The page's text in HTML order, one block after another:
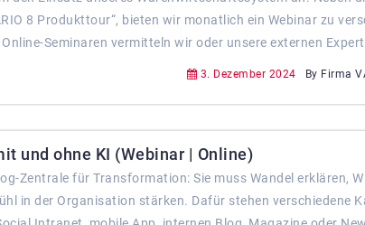
8 Produkttour“, bieten wir monatlich ein Webinar zu
Seminaren vermitteln wir oder unsere externen
3. Dezember 2024 By Firma
und ohne KI (Webinar | Online)
Zentrale für Transformation: Sie muss Wandel erklären,
in der Organisation stärken. Dafür stehen verschiedene